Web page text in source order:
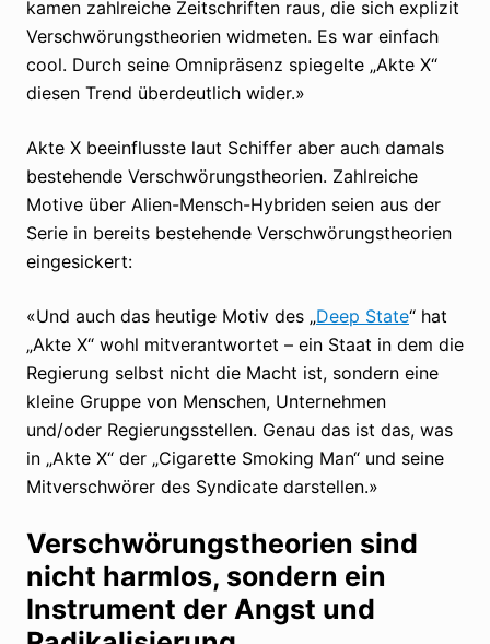
kamen zahlreiche Zeitschriften raus, die sich explizit
Verschwörungstheorien widmeten. Es war einfach
cool. Durch seine Omnipräsenz spiegelte „Akte X“
diesen Trend überdeutlich wider.»
Akte X beeinflusste laut Schiffer aber auch damals
bestehende Verschwörungstheorien. Zahlreiche
Motive über Alien-Mensch-Hybriden seien aus der
Serie in bereits bestehende Verschwörungstheorien
eingesickert:
«Und auch das heutige Motiv des „Deep State“ hat
„Akte X“ wohl mitverantwortet – ein Staat in dem die
Regierung selbst nicht die Macht ist, sondern eine
kleine Gruppe von Menschen, Unternehmen
und/oder Regierungsstellen. Genau das ist das, was
in „Akte X“ der „Cigarette Smoking Man“ und seine
Mitverschwörer des Syndicate darstellen.»
Verschwörungstheorien sind
nicht harmlos, sondern ein
Instrument der Angst und